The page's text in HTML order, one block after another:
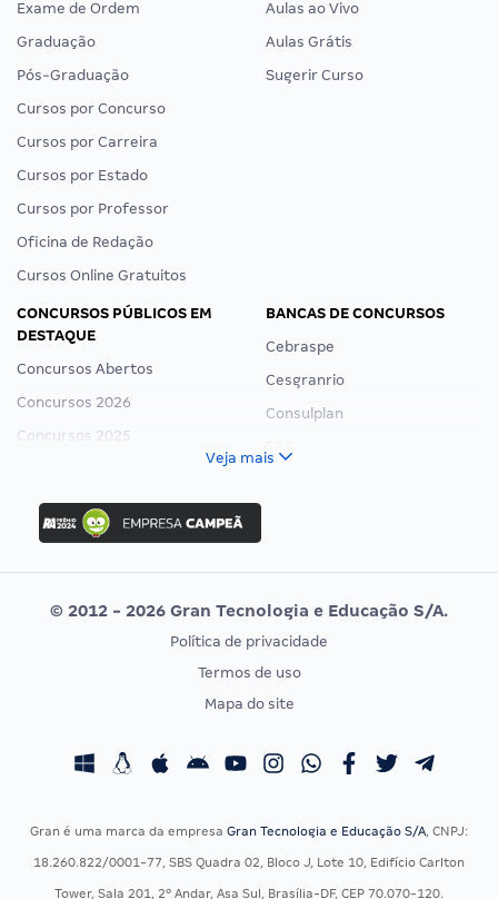
Exame de Ordem
Graduação
Pós-Graduação
Cursos por Concurso
Cursos por Carreira
Cursos por Estado
Cursos por Professor
Oficina de Redação
Cursos Online Gratuitos
Aulas ao Vivo
Aulas Grátis
Sugerir Curso
CONCURSOS PÚBLICOS EM
DESTAQUE
Concursos Abertos
Concursos 2026
Concursos 2025
Concurso Nacional Unificado
Concurso Ibama
Concurso MPU
Editais publicados
BANCAS DE CONCURSOS
Cebraspe
Cesgranrio
Consulplan
Vunesp
CONCURSOS POR PROFISSÃO
Concursos Fiscais
EXAME DE ORDEM
Calendário OAB
Veja mais
© 2012 - 2026 Gran Tecnologia e Educação S/A.
Política de privacidade
Termos de uso
Mapa do site
Gran é uma marca da empresa Gran Tecnologia e Educação S/A, CNPJ:
18.260.822/0001-77, SBS Quadra 02, Bloco J, Lote 10, Edifício Carlton
Tower, Sala 201, 2º Andar, Asa Sul, Brasília-DF, CEP 70.070-120.